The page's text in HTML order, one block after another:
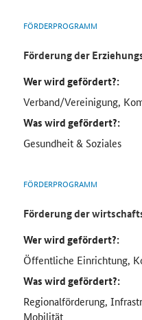
FÖRDERPROGRAMM
Förderung der
Wer wird gefördert?:
Verband/Vereinigung,
Was wird gefördert?:
Gesundheit & Soziales
FÖRDERPROGRAMM
Förderung der
Wer wird gefördert?:
Öffentliche Einrichtung,
Was wird gefördert?:
Regionalförderung,
Mobilität